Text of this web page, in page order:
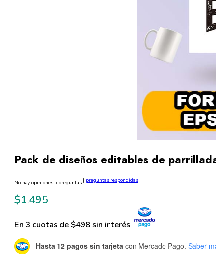
Pack de diseños editables de
No hay opiniones o preguntas | preguntas respondidas
$1.495
En 3 cuotas de $498 sin interés
Hasta 12 pagos sin tarjeta con Mercado Pago. Saber